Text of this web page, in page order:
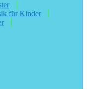
für Kinder